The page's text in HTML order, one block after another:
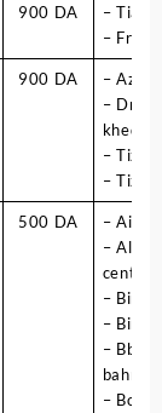
900 DA
–
–
900 DA
–
– Draa
kheda
– Tizi
– Tizi-
500 DA
– Ain
– Alger
centre
–
– Bir
–
bahri
–